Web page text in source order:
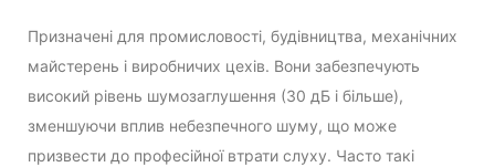
Призначені для промисловості, будівництва, механічних
майстерень і виробничих цехів. Вони забезпечують
високий рівень шумозаглушення (30 дБ і більше),
зменшуючи вплив небезпечного шуму, що може
призвести до професійної втрати слуху. Часто такі